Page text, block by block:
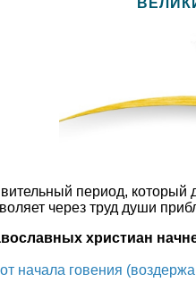
период,
через труд души
христиан
начала говения